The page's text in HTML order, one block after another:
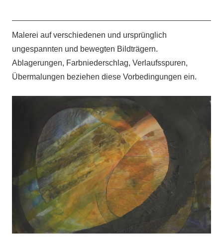
Malerei auf verschiedenen und ursprünglich
ungespannten und bewegten Bildträgern.
Ablagerungen, Farbniederschlag, Verlaufsspuren,
Übermalungen beziehen diese Vorbedingungen ein.